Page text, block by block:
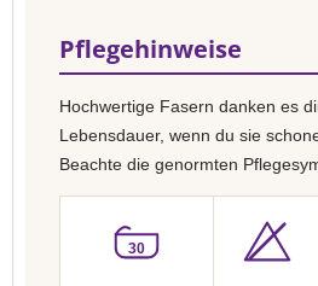
Pflegehinweise
Hochwertige Fasern danken es
Lebensdauer, wenn du sie
Beachte die genormten
30